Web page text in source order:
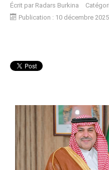
Écrit par Radars Burkina
Publication : 10 décembre 2025